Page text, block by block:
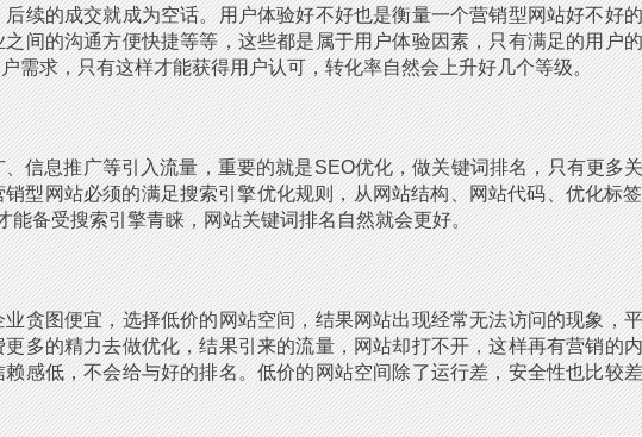
续的成交就成为空话。用户体验好不好也是衡量一个营销型网站好不好
间的沟通方便快捷等等，这些都是属于用户体验因素，只有满足的用户
需求，只有这样才能获得用户认可，转化率自然会上升好几个等级。
信息推广等引入流量，重要的就是SEO优化，做关键词排名，只有更多
型网站必须的满足搜索引擎优化规则，从网站结构、网站代码、优化标
备受搜索引擎青睐，网站关键词排名自然就会更好。
贪图便宜，选择低价的网站空间，结果网站出现经常无法访问的现象，
多的精力去做优化，结果引来的流量，网站却打不开，这样再有营销的
感低，不会给与好的排名。低价的网站空间除了运行差，安全性也比较